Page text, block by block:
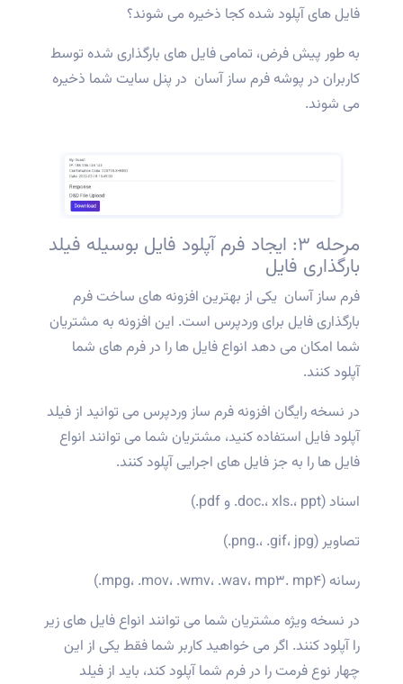
فایل های آپلود شده کجا ذخیره می شوند؟
به طور پیش فرض، تمامی فایل های بارگذاری شده توسط
کاربران در پوشه فرم ساز آسان در پنل سایت شما ذخیره
می شوند.
مرحله ۳: ایجاد فرم آپلود فایل بوسیله فیلد
بارگذاری فایل
فرم ساز آسان یکی از بهترین افزونه های ساخت فرم
بارگذاری فایل برای وردپرس است. این افزونه به مشتریان
شما امکان می دهد انواع فایل ها را در فرم های شما
آپلود کنند.
در نسخه رایگان افزونه فرم ساز وردپرس می توانید از فیلد
آپلود فایل استفاده کنید، مشتریان شما می توانند انواع
فایل ها را به جز فایل های اجرایی آپلود کنند.
اسناد (doc.، xls.، ppt. و pdf.)
تصاویر (png.، .gif، jpg.)
رسانه (mpg، .mov، .wmv، .wav، mp۳. mp۴.)
در نسخه ویژه مشتریان شما می توانند انواع فایل های زیر
را آپلود کنند. اگر می خواهید کاربر شما فقط یکی از این
چهار نوع فرمت را در فرم شما آپلود کند، باید از فیلد